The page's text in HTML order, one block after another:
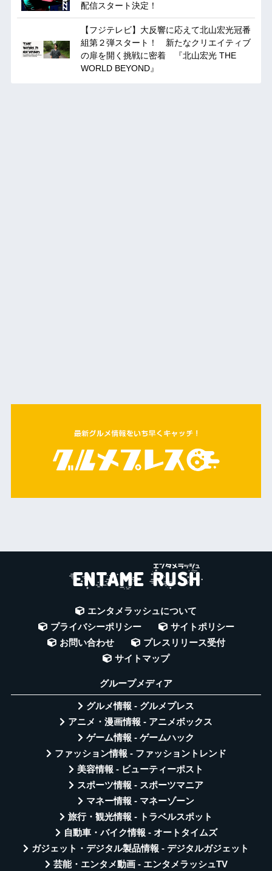
配信スタート決定！
【フジテレビ】大反響に応えて北山宏光冠番
組第２弾スタート！ 新たなクリエイティブ
の扉を開く挑戦に密着 『北山宏光 THE
WORLD BEYOND』
エンタメラッシュについて
プライバシーポリシー
サイトポリシー
お問い合わせ
プレスリリース受付
サイトマップ
グループメディア
グルメ情報 - グルメプレス
アニメ・漫画情報 - アニメボックス
ゲーム情報 - ゲームハック
ファッション情報 - ファッショントレンド
美容情報 - ビューティーポスト
スポーツ情報 - スポーツマニア
マネー情報 - マネーゾーン
旅行・観光情報 - トラベルスポット
自動車・バイク情報 - オートタイムズ
ガジェット・デジタル製品情報 - デジタルガジェット
芸能・エンタメ動画 - エンタメラッシュTV